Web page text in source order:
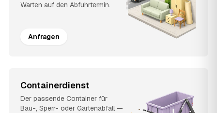
Warten auf den Abfuhrtermin.
Anfragen
Containerdienst
Der passende Container für
Bau-, Sperr- oder Gartenabfall —